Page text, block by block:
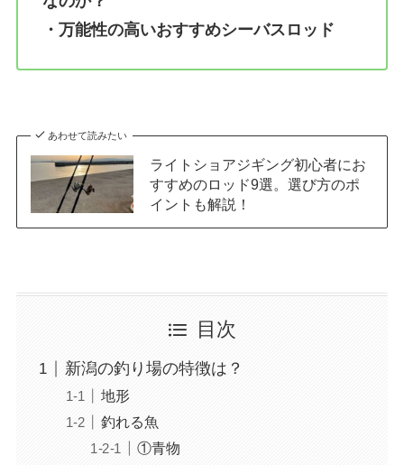
・万能性の高いおすすめシーバスロッド
あわせて読みたい
ライトショアジギング初心者にお
すすめのロッド9選。選び方のポ
イントも解説！
目次
新潟の釣り場の特徴は？
地形
釣れる魚
①青物